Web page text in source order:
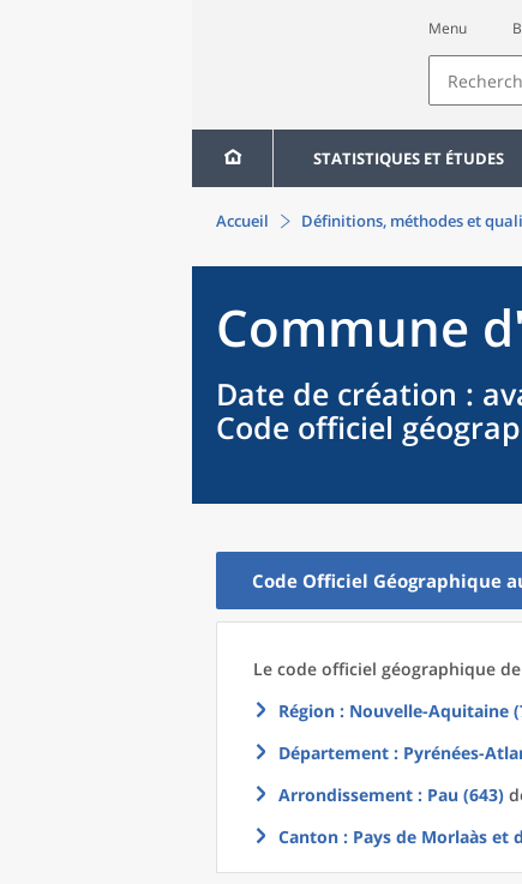
Menu
STATISTIQUES ET ÉTUDES
Accueil Définitions, méthodes et
Commune d'
Date de création :
Code officiel
Code Officiel Géographique
Le code officiel géographique
Région : Nouvelle-Aquitaine
Département : Pyrénées-
Arrondissement : Pau (643)
Canton : Pays de Morlaàs et